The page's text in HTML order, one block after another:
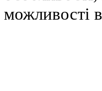
можливості